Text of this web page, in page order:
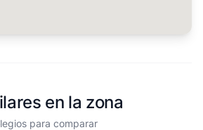
en la zona
para comparar